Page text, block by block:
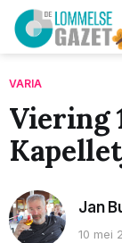
VARIA
Viering
Jan
10 mei